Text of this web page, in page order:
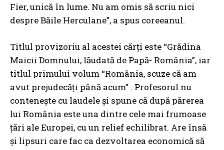
Fier, unică în lume. Nu am omis să scriu nici
despre Băile Herculane”, a spus coreeanul.
Titlul provizoriu al acestei cărţi este “Grădina
Maicii Domnului, lăudată de Papă- România”, iar
titlul primului volum “România, scuze că am
avut prejudecăţi până acum” . Profesorul nu
conteneşte cu laudele şi spune că după părerea
lui România este una dintre cele mai frumoase
ţări ale Europei, cu un relief echilibrat. Are însă
şi lipsuri care fac ca dezvoltarea economică să